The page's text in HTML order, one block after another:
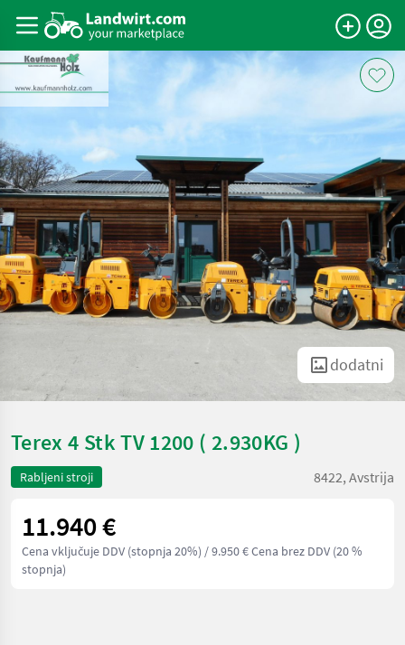
dodatni
Terex 4 Stk TV 1200 ( 2.930KG )
Rabljeni stroji 8422, Avstrija
11.940 €
Cena vključuje DDV (stopnja 20%) / 9.950 € Cena brez DDV (20 %
stopnja)